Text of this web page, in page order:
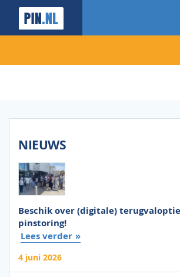
NIEUWS
Beschik over (digitale)
pinstoring!
Lees verder
4 juni 2026